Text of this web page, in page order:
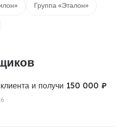
Группа «Эталон»
и получи 150 000 ₽